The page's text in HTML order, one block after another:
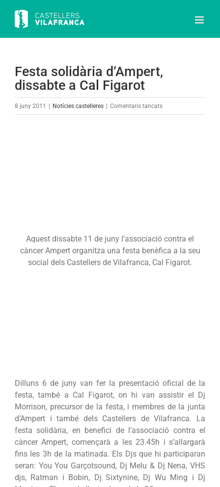
content
Festa solidària d’Ampert,
dissabte a Cal Figarot
8 juny 2011 Notícies castelleres Comentaris tancatsa
Aquest dissabte 11 de juny l’associació contra el
càncer Ampert organitza una festa benèfica a la seu
social dels Castellers de Vilafranca, Cal Figarot.
Dilluns 6 de juny van fer la presentació oficial de la
festa, també a Cal Figarot, on hi van assistir el Dj
Morrison, precursor de la festa, i membres de la junta
d’Ampert i també dels Castellers de Vilafranca. La
festa solidària, en benefici de l’associació contra el
càncer Ampert, començarà a les 23.45h i s’allargarà
fins les 3h de la matinada. Els Djs que hi participaran
seran: You You Garçotsound, Dj Melu & Dj Nena, VHS
djs, Ratman i Bobin, Dj Sixtynine, Dj Wu Ming i Dj